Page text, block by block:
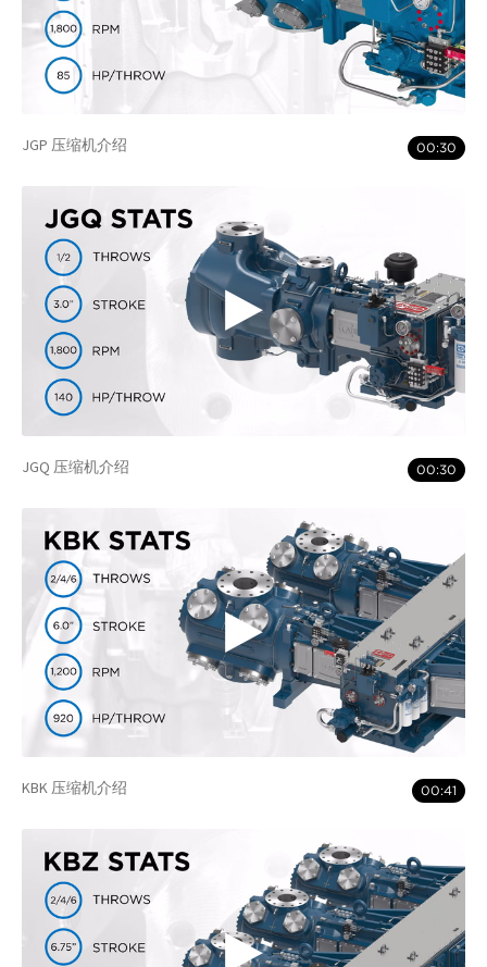
JGP 压缩机介绍 00:30
JGQ 压缩机介绍 00:30
KBK 压缩机介绍 00:41